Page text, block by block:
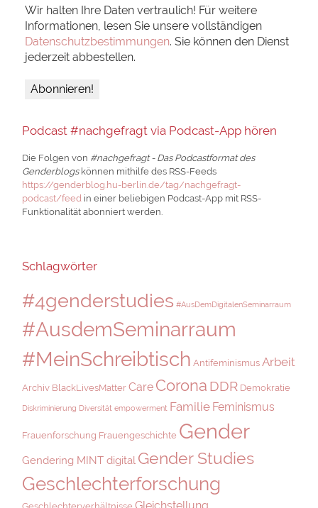
Wir halten Ihre Daten vertraulich! Für weitere
Informationen, lesen Sie unsere vollständigen
Datenschutzbestimmungen. Sie können den Dienst
jederzeit abbestellen.
Podcast #nachgefragt via Podcast-App hören
Die Folgen von #nachgefragt - Das Podcastformat des
Genderblogskönnen mithilfe des RSS-Feeds
https://genderblog.hu-berlin.de/tag/nachgefragt-
podcast/feed in einer beliebigen Podcast-App mit RSS-
Funktionalität abonniert werden.
Schlagwörter
#4genderstudies #AusDemDigitalenSeminarraum
#AusdemSeminarraum
#MeinSchreibtisch Antifeminismus Arbeit
Archiv BlackLivesMatter Care Corona DDR Demokratie
Diskriminierung Diversität empowerment Familie Feminismus
Frauenforschung Frauengeschichte Gender
Gendering MINT digital Gender Studies
Geschlechterforschung